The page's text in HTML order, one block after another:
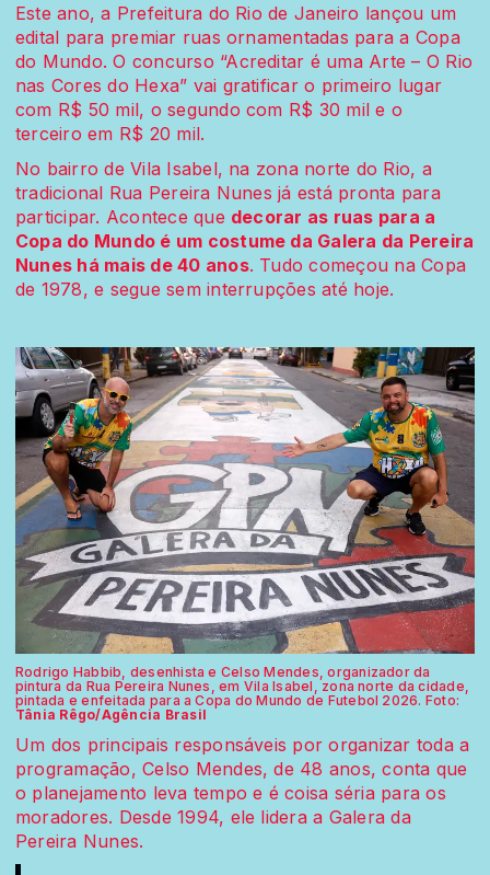
Este ano, a Prefeitura do Rio de Janeiro lançou um
edital para premiar ruas ornamentadas para a Copa
do Mundo. O concurso “Acreditar é uma Arte – O Rio
nas Cores do Hexa” vai gratificar o primeiro lugar
com R$ 50 mil, o segundo com R$ 30 mil e o
terceiro em R$ 20 mil.
No bairro de Vila Isabel, na zona norte do Rio, a
tradicional Rua Pereira Nunes já está pronta para
participar. Acontece que decorar as ruas para a
Copa do Mundo é um costume da Galera da Pereira
Nunes há mais de 40 anos. Tudo começou na Copa
de 1978, e segue sem interrupções até hoje.
Rodrigo Habbib, desenhista e Celso Mendes, organizador da
pintura da Rua Pereira Nunes, em Vila Isabel, zona norte da cidade,
pintada e enfeitada para a Copa do Mundo de Futebol 2026. Foto:
Tânia Rêgo/Agência Brasil
Um dos principais responsáveis por organizar toda a
programação, Celso Mendes, de 48 anos, conta que
o planejamento leva tempo e é coisa séria para os
moradores. Desde 1994, ele lidera a Galera da
Pereira Nunes.